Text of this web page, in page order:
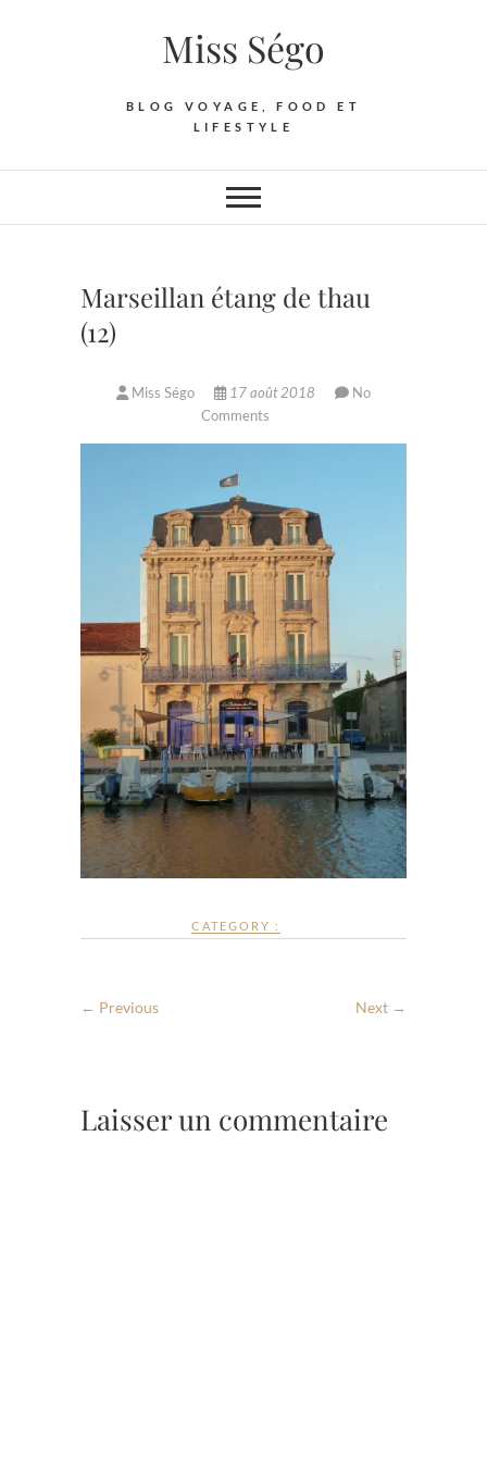
Miss Ségo
BLOG VOYAGE, FOOD ET
LIFESTYLE
Marseillan étang de thau
(12)
Miss Ségo 17 août 2018
No
Comments
CATEGORY :
← Previous Next →
Laisser un commentaire